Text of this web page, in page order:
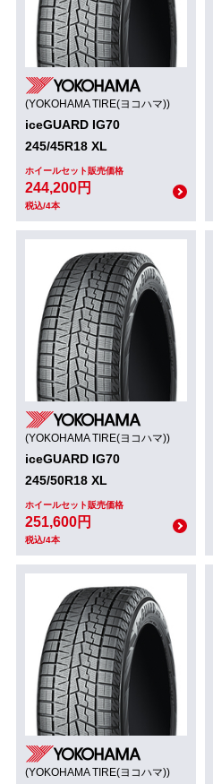
(YOKOHAMA TIRE(ヨコハマ))
iceGUARD IG70
245/45R18 XL
ホイールセット販売価格
244,200円
税込/4本
(YOKOHAMA TIRE(ヨコハマ))
iceGUARD IG70
245/50R18 XL
ホイールセット販売価格
251,600円
税込/4本
(YOKOHAMA TIRE(ヨコハマ))